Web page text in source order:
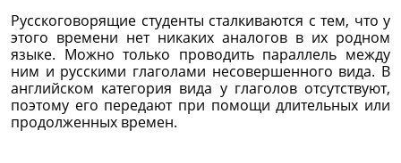
Русскоговорящие студенты сталкиваются с тем, что у
этого времени нет никаких аналогов в их родном
языке. Можно только проводить параллель между
ним и русскими глаголами несовершенного вида. В
английском категория вида у глаголов отсутствуют,
поэтому его передают при помощи длительных или
продолженных времен.